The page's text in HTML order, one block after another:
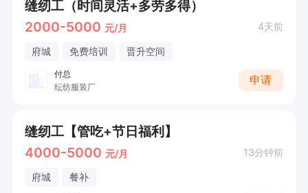
缝纫工（时间灵活+多劳多得）
2000-5000 元/月 4天前
府城 免费培训 晋升空间
付总
纭纺服装厂
申请
缝纫工【管吃+节日福利】
4000-5000 元/月 13分钟前
府城 餐补